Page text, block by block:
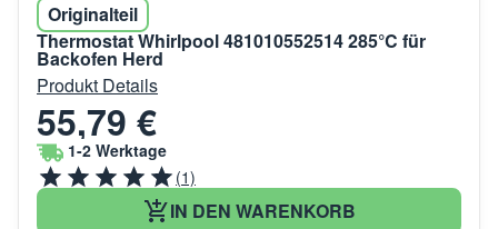
Originalteil
Thermostat Whirlpool 481010552514 285°C für
Backofen Herd
Produkt Details
55,79 €
1-2 Werktage
(1)
IN DEN WARENKORB